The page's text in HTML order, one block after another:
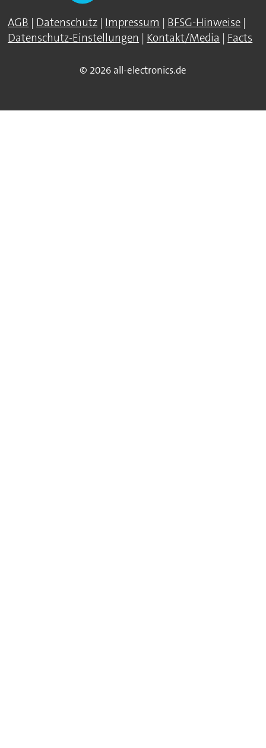
AGB Datenschutz Impressum BFSG-Hinweise
Datenschutz-Einstellungen
Kontakt/Media Facts
© 2026 all-electronics.de